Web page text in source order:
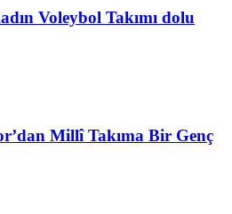
Voleybol Takımı dolu
Millî Takıma Bir Genç